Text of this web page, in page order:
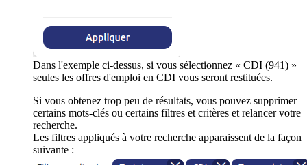
Dans l'exemple ci-dessus, si vous sélectionnez « CDI (941) »
seules les offres d'emploi en CDI vous seront restituées.
Si vous obtenez trop peu de résultats, vous pouvez supprimer
certains mots-clés ou certains filtres et critères et relancer votre
recherche.
Les filtres appliqués à votre recherche apparaissent de la façon
suivante :